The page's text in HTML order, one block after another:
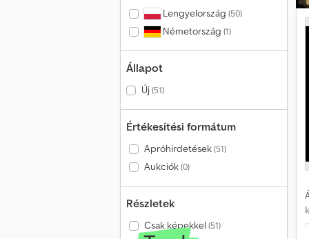
Lengyelország (50)
Németország (1)
Állapot
Új(51)
Értékesítési formátum
Apróhirdetések(51)
Aukciók(0)
Részletek
Csak képekkel (51)